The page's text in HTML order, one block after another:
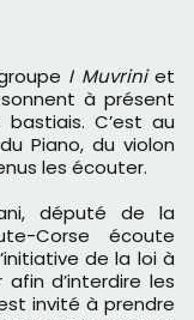
I Muvriniet
à présent
bastiais. C’est au
Piano, du violon
les écouter.
député de la
Corse écoute
de la loi à
d’interdire les
invité à prendre